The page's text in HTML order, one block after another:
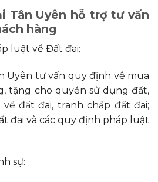
Tân Uyên hỗ trợ tư vấn
hàng
luật về Đất đai:
Uyên tư vấn quy định về mua
tặng cho quyền sử dụng đất,
đất đai, tranh chấp đất đai;
đai và các quy định pháp luật
sự: